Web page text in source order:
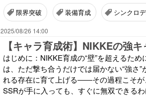
限界突破 装備育成 シンクロ
2025/08/26 14:00
はじめに：NIKKE育成の“壁”を超えるた
は、ただ撃ち合うだけでは届かない“強さ
れる存在に育て上げる――その過程こそが
SSRが手に入っても、すぐに無双できる